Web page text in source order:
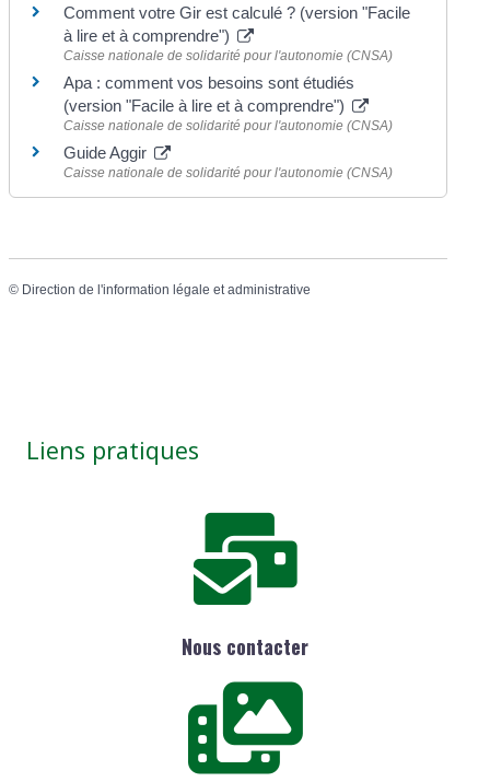
Comment votre Gir est calculé ? (version "Facile
à lire et à comprendre")
Caisse nationale de solidarité pour l'autonomie (CNSA)
Apa : comment vos besoins sont étudiés
(version "Facile à lire et à comprendre")
Caisse nationale de solidarité pour l'autonomie (CNSA)
Guide Aggir
Caisse nationale de solidarité pour l'autonomie (CNSA)
© Direction de l'information légale et administrative
Liens pratiques
Nous contacter